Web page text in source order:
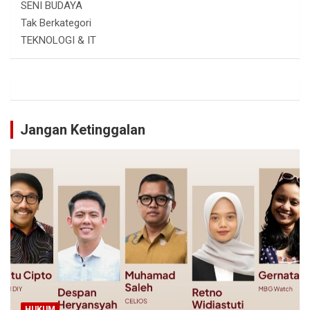
SENI BUDAYA
Tak Berkategori
TEKNOLOGI & IT
Jangan Ketinggalan